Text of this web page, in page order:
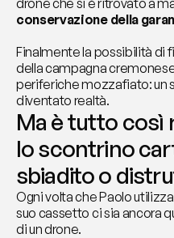
drone che si è ritrovato a
conservazione della
Finalmente la possibilità di
della campagna
periferiche mozzafiato: un
diventato realtà.
Ma è tutto così
lo scontrino
sbiadito o
Ogni volta che Paolo
suo cassetto ci sia ancora
di un drone.